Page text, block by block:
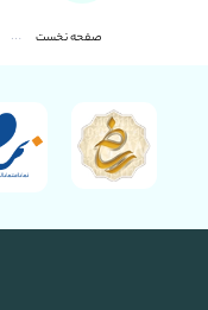
صفحه نخست